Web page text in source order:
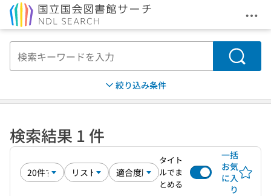
メ
検索
絞り込み条件
検索結果 1 件
タイト
ルでま
とめる
一括
お気
に入
り